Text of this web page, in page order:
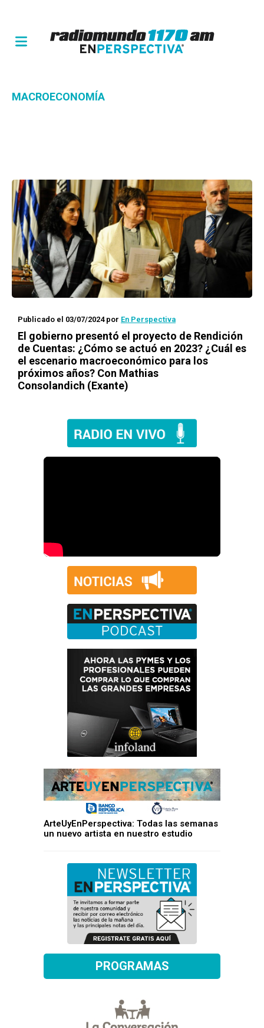
MACROECONOMÍA
Publicado el 03/07/2024por En Perspectiva
El gobierno presentó el proyecto de Rendición
de Cuentas: ¿Cómo se actuó en 2023? ¿Cuál es
el escenario macroeconómico para los
próximos años? Con Mathias
Consolandich (Exante)
ArteUyEnPerspectiva: Todas las semanas
un nuevo artista en nuestro estudio
PROGRAMAS